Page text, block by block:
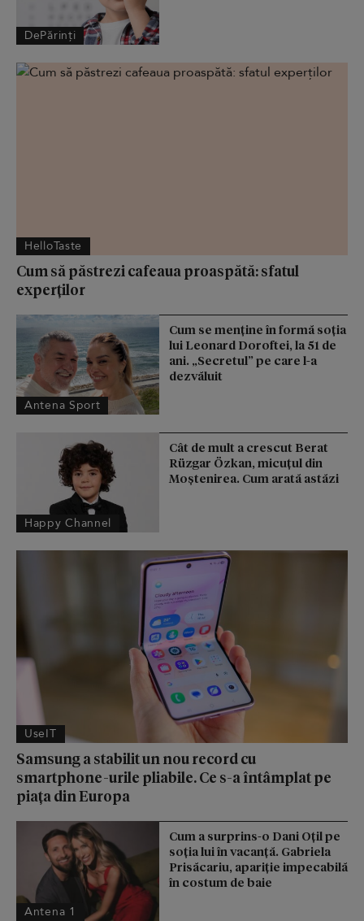
DePărinți
HelloTaste
Cum să păstrezi cafeaua proaspătă: sfatul
experților
Antena Sport
Cum se menţine în formă soţia
lui Leonard Doroftei, la 51 de
ani. „Secretul” pe care l-a
dezvăluit
Happy Channel
Cât de mult a crescut Berat
Rüzgar Özkan, micuțul din
Moștenirea. Cum arată astăzi
UseIT
Samsung a stabilit un nou record cu
smartphone-urile pliabile. Ce s-a întâmplat pe
piața din Europa
Antena 1
Cum a surprins-o Dani Oțil pe
soția lui în vacanță. Gabriela
Prisăcariu, apariție impecabilă
în costum de baie